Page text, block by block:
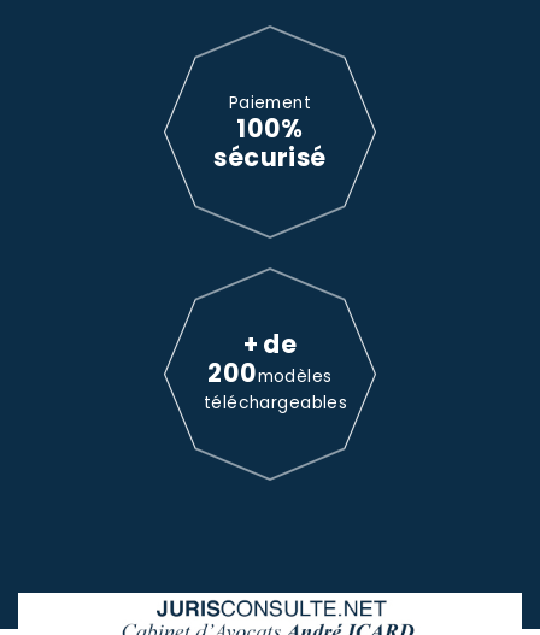
Paiement
100%
sécurisé
+ de
200modèles
téléchargeables